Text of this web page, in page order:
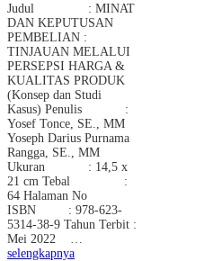
Judul : MINAT
DAN KEPUTUSAN
PEMBELIAN :
TINJAUAN MELALUI
PERSEPSI HARGA &
KUALITAS PRODUK
(Konsep dan Studi
Kasus) Penulis :
Yosef Tonce, SE., MM
Yoseph Darius Purnama
Rangga, SE., MM
Ukuran : 14,5 x
21 cm Tebal :
64 Halaman No
ISBN : 978-623-
5314-38-9 Tahun Terbit :
Mei 2022 …
selengkapnya